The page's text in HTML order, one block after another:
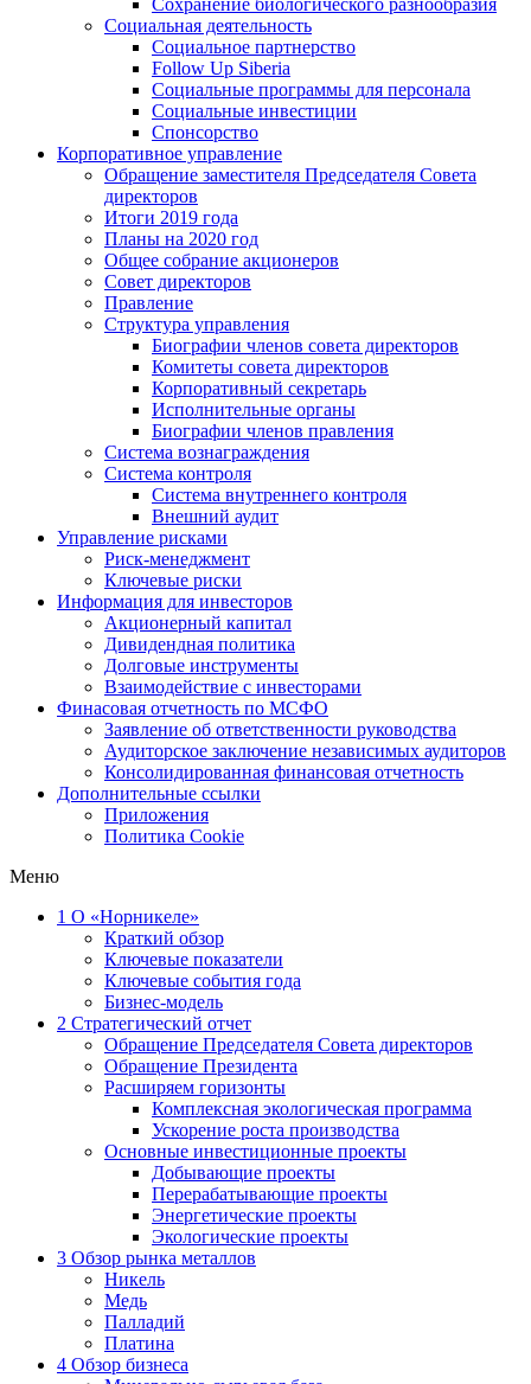
Сохранение биологического разнообразия
Социальная деятельность
Социальное партнерство
Follow Up Siberia
Социальные программы для персонала
Социальные инвестиции
Спонсорство
Корпоративное управление
Обращение заместителя Председателя Совета
директоров
Итоги 2019 года
Планы на 2020 год
Общее собрание акционеров
Совет директоров
Правление
Структура управления
Биографии членов совета директоров
Комитеты совета директоров
Корпоративный секретарь
Исполнительные органы
Биографии членов правления
Система вознаграждения
Система контроля
Система внутреннего контроля
Внешний аудит
Управление рисками
Риск-менеджмент
Ключевые риски
Информация для инвесторов
Акционерный капитал
Дивидендная политика
Долговые инструменты
Взаимодействие с инвеcторами
Финасовая отчетность по МСФО
Заявление об ответственности руководства
Аудиторское заключение независимых аудиторов
Консолидированная финансовая отчетность
Дополнительные ссылки
Приложения
Политика Cookie
Меню
1 О «Норникеле»
Краткий обзор
Ключевые показатели
Ключевые события года
Бизнес-модель
2 Стратегический отчет
Обращение Председателя Совета директоров
Обращение Президента
Расширяем горизонты
Комплексная экологическая программа
Ускорение роста производства
Основные инвестиционные проекты
Добывающие проекты
Перерабатывающие проекты
Энергетические проекты
Экологические проекты
3 Обзор рынка металлов
Никель
Медь
Палладий
Платина
4 Обзор бизнеса